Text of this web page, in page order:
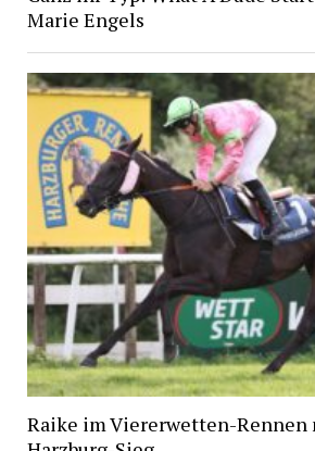
Marie Engels
Raike im Viererwetten-